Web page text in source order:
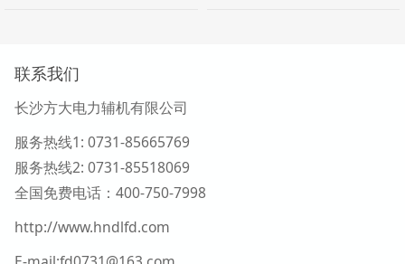
联系我们
长沙方大电力辅机有限公司
服务热线1: 0731-85665769
服务热线2: 0731-85518069
全国免费电话：400-750-7998
http://www.hndlfd.com